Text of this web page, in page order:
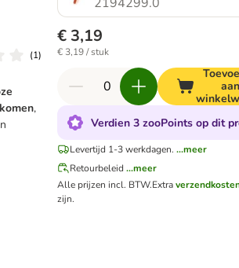
(1)
,
€ 3,19
€ 3,19 / stuk
aan
Verdien 3 zooPoints op dit
Levertijd 1-3 werkdagen. ...meer
Retourbeleid ...meer
Alle prijzen incl. BTW.Extra
zijn.